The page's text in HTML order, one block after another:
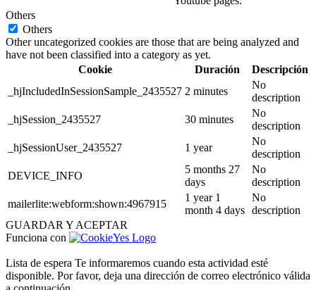
Others
Others
Other uncategorized cookies are those that are being analyzed and
have not been classified into a category as yet.
Cookie
Duración
Descripción
_hjIncludedInSessionSample_2435527 2 minutes
No
description
_hjSession_2435527
30 minutes
No
description
_hjSessionUser_2435527
1 year
No
description
DEVICE_INFO
5 months 27
days
No
description
mailerlite:webform:shown:4967915
1 year 1
month 4 days
No
description
GUARDAR Y ACEPTAR
Funciona con
Lista de espera Te informaremos cuando esta actividad esté
disponible. Por favor, deja una dirección de correo electrónico válida